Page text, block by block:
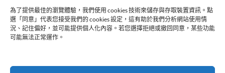
為了提供最佳的瀏覽體驗，我們使用 cookies 技術來儲存與存取裝置資訊。點
選「同意」代表您接受我們的 cookies 設定，這有助於我們分析網站使用情
況、記住偏好，並可能提供個人化內容。若您選擇拒絕或撤回同意，某些功能
可能無法正常運作。
Previous: